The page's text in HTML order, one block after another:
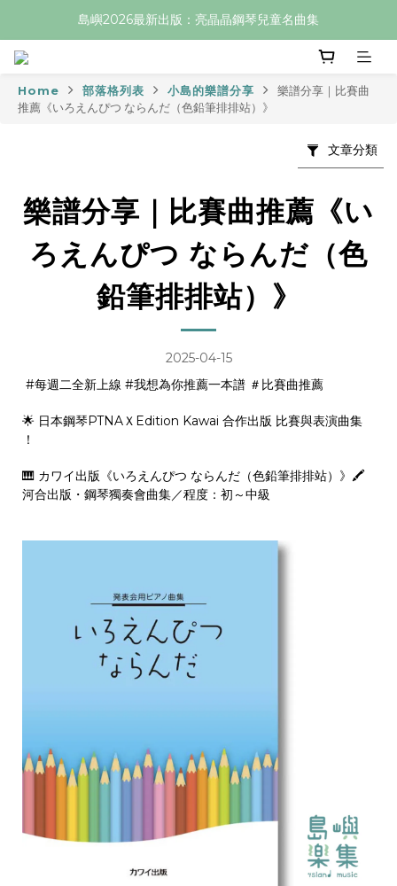
島嶼2026最新出版：亮晶晶鋼琴兒童名曲集
Home 部落格列表 小島的樂譜分享
樂譜分享｜比賽曲
推薦《いろえんぴつ ならんだ（色鉛筆排排站）》
文章分類
樂譜分享｜比賽曲推薦《い
ろえんぴつ ならんだ（色
鉛筆排排站）》
2025-04-15
#每週二全新上線 #我想為你推薦一本譜 ＃比賽曲推薦
🌟 日本鋼琴PTNAＸEdition Kawai 合作出版 比賽與表演曲集
！
🎹 カワイ出版《いろえんぴつ ならんだ（色鉛筆排排站）》🖍️
河合出版・鋼琴獨奏會曲集／程度：初～中級